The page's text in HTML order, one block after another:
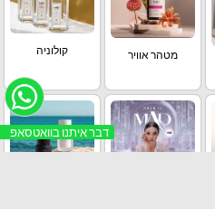
דבר איתנו בוואטסאפ
מטהר אוויר קולוניה